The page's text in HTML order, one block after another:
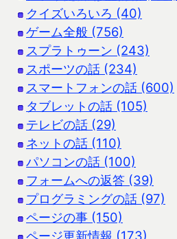
クイズいろいろ (40)
ゲーム全般 (756)
スプラトゥーン (243)
スポーツの話 (234)
スマートフォンの話 (600)
タブレットの話 (105)
テレビの話 (29)
ネットの話 (110)
パソコンの話 (100)
フォームへの返答 (39)
プログラミングの話 (97)
ページの事 (150)
ページ更新情報 (173)